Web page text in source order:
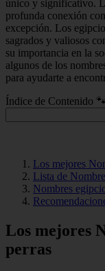
único y significativo.
profunda conexión
excepción. Los
sagrados y valiosos
su importancia en la
algunos de los
para ayudarte a
Índice de Contenido
Los mejores
Lista de
Nombres
Los mejores
perras